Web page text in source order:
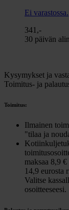
Ei varastossa.
341,-
30 päivän
Kysymykset ja
Toimitus- ja
Toimitus:
Ilmainen
"tilaa ja
maksaa 8,9
14,9 eurosta
Valitse
osoitteeseesi.